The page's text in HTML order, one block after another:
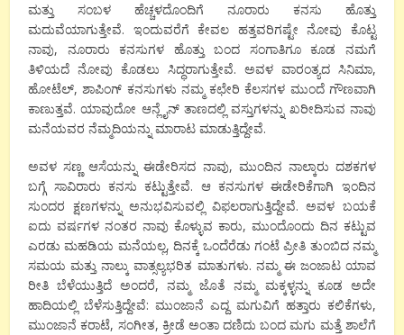
ಮತ್ತು ಸಂಬಳ ಹೆಚ್ಚಳದೊಂದಿಗೆ ನೂರಾರು ಕನಸು ಹೊತ್ತು
ಮದುವೆಯಾಗುತ್ತೇವೆ. ಇಂದುವರೆಗೆ ಕೇವಲ ಹತ್ತವರಿಗಷ್ಟೇ ನೋವು ಕೊಟ್ಟ
ನಾವು, ನೂರಾರು ಕನಸುಗಳ ಹೊತ್ತು ಬಂದ ಸಂಗಾತಿಗೂ ಕೂಡ ನಮಗೆ
ತಿಳಿಯದೆ ನೋವು ಕೊಡಲು ಸಿದ್ಧರಾಗುತ್ತೇವೆ. ಅವಳ ವಾರಂತ್ಯದ ಸಿನಿಮಾ,
ಹೋಟೆಲ್, ಶಾಪಿಂಗ್ ಕನಸುಗಳು ನಮ್ಮ ಕಛೇರಿ ಕೆಲಸಗಳ ಮುಂದೆ ಗೌಣವಾಗಿ
ಕಾಣುತ್ತವೆ. ಯಾವುದೋ ಆನ್ಲೈನ್ ತಾಣದಲ್ಲಿ ವಸ್ತುಗಳನ್ನು ಖರೀದಿಸುವ ನಾವು
ಮನೆಯವರ ನೆಮ್ಮದಿಯನ್ನು ಮಾರಾಟ ಮಾಡುತ್ತಿದ್ದೇವೆ.
ಅವಳ ಸಣ್ಣ ಆಸೆಯನ್ನು ಈಡೇರಿಸದ ನಾವು, ಮುಂದಿನ ನಾಲ್ಕಾರು ದಶಕಗಳ
ಬಗ್ಗೆ ಸಾವಿರಾರು ಕನಸು ಕಟ್ಟುತ್ತೇವೆ. ಆ ಕನಸುಗಳ ಈಡೇರಿಕೆಗಾಗಿ ಇಂದಿನ
ಸುಂದರ ಕ್ಷಣಗಳನ್ನು ಅನುಭವಿಸುವಲ್ಲಿ ವಿಫಲರಾಗುತ್ತಿದ್ದೇವೆ. ಅವಳ ಬಯಕೆ
ಐದು ವರ್ಷಗಳ ನಂತರ ನಾವು ಕೊಳ್ಳುವ ಕಾರು, ಮುಂದೊಂದು ದಿನ ಕಟ್ಟುವ
ಎರಡು ಮಹಡಿಯ ಮನೆಯಲ್ಲ, ದಿನಕ್ಕೆ ಒಂದೆರೆಡು ಗಂಟೆ ಪ್ರೀತಿ ತುಂಬಿದ ನಮ್ಮ
ಸಮಯ ಮತ್ತು ನಾಲ್ಕು ವಾತ್ಸಲ್ಯಭರಿತ ಮಾತುಗಳು. ನಮ್ಮ ಈ ಜಂಜಾಟ ಯಾವ
ರೀತಿ ಬೆಳೆಯುತ್ತಿದೆ ಅಂದರೆ, ನಮ್ಮ ಜೊತೆ ನಮ್ಮ ಮಕ್ಕಳ್ಳನ್ನು ಕೂಡ ಅದೇ
ಹಾದಿಯಲ್ಲಿ ಬೆಳೆಸುತ್ತಿದ್ದೇವೆ: ಮುಂಜಾನೆ ಎದ್ದ ಮಗುವಿಗೆ ಹತ್ತಾರು ಕಲಿಕೆಗಳು,
ಮುಂಜಾನೆ ಕರಾಟೆ, ಸಂಗೀತ, ಕ್ರೀಡೆ ಅಂತಾ ದಣಿದು ಬಂದ ಮಗು ಮತ್ತೆ ಶಾಲೆಗೆ